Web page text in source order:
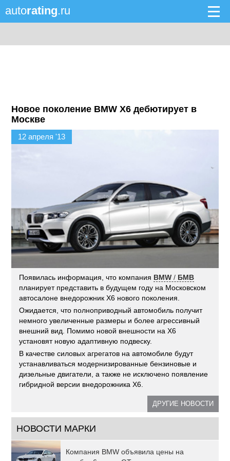
autorating.ru
Новое поколение BMW X6 дебютирует в
Москве
12 апреля '13
Появилась информация, что компания BMW / БМВ
планирует представить в будущем году на Московском
автосалоне внедорожник X6 нового поколения.
Ожидается, что полноприводный автомобиль получит
немного увеличенные размеры и более агрессивный
внешний вид. Помимо новой внешности на X6
установят новую адаптивную подвеску.
В качестве силовых агрегатов на автомобиле будут
устанавливаться модернизированные бензиновые и
дизельные двигатели, а также не исключено появление
гибридной версии внедорожника X6.
ДРУГИЕ НОВОСТИ
НОВОСТИ МАРКИ
Компания BMW объявила цены на